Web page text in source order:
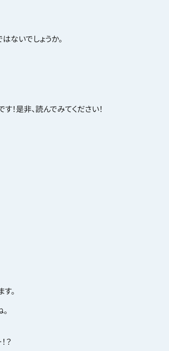
ないでしょうか。
是非、読んでみてください！
。
？